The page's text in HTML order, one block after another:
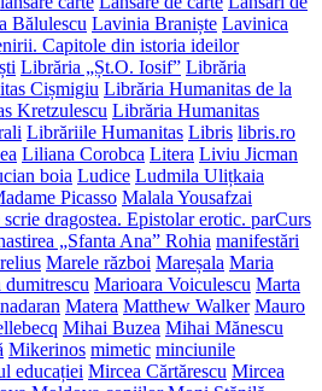
Bălulescu Lavinia Braniște Lavinica
Capitole din istoria ideilor
Librăria „Șt.O. Iosif” Librăria
Cișmigiu Librăria Humanitas de la
Kretzulescu Librăria Humanitas
Librăriile Humanitas Libris libris.ro
Liliana Corobca Litera Liviu Jicman
boia Ludice Ludmila Ulițkaia
Picasso Malala Yousafzai
dragostea. Epistolar erotic. parCurs
„Sfanta Ana” Rohia manifestări
Marele război Mareșala Maria
dumitrescu Marioara Voiculescu Marta
Matera Matthew Walker Mauro
Mihai Buzea Mihai Mănescu
Mikerinos mimetic minciunile
educației Mircea Cărtărescu Mircea